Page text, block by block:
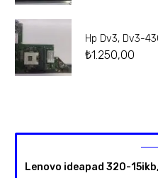
Hp Dv3, Dv3-
₺1.250,00
Lenovo ideapad 320-